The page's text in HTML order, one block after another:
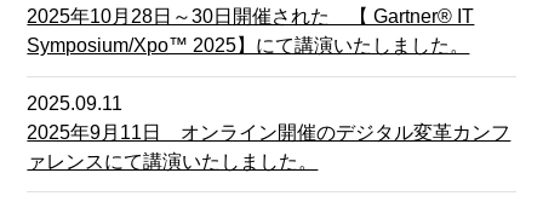
2025年10月28日～30日開催された 【 Gartner® IT
Symposium/Xpo™ 2025】にて講演いたしました。
2025.09.11
2025年9月11日 オンライン開催のデジタル変革カンフ
ァレンスにて講演いたしました。